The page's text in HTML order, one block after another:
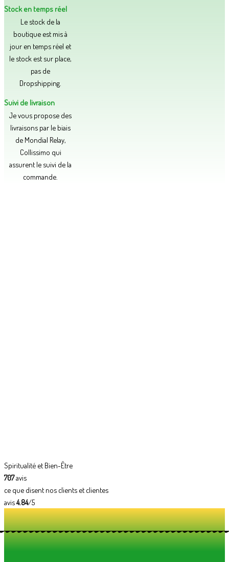
Stock en temps réel
Le stock de la
boutique est mis à
jour en temps réel et
le stock est sur place,
pas de
Dropshipping.
Suivi de livraison
Je vous propose des
livraisons par le biais
de Mondial Relay,
Collissimo qui
assurent le suivi de la
commande.
Spiritualité et Bien-Être
707avis
ce que disent nos clients et clientes
avis4.84/5